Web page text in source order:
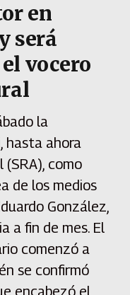
en
será
vocero
la
hasta ahora
(SRA), como
de los medios
González,
a fin de mes. El
comenzó a
se confirmó